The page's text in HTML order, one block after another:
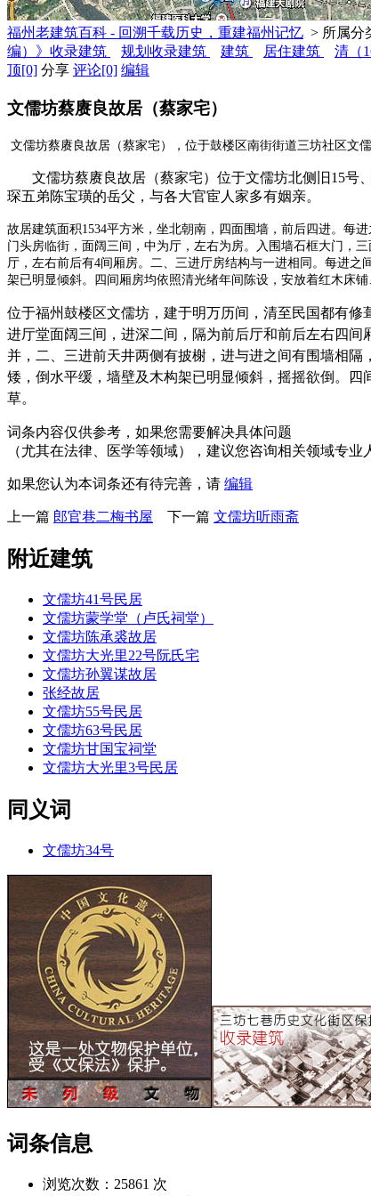
福州老建筑百科 - 回溯千载历史，重建福州记忆 > 所属分
编）》收录建筑
规划收录建筑 建筑 居住建筑
清（
顶[0] 分享 评论[0] 编辑
文儒坊蔡赓良故居（蔡家宅）
文儒坊蔡赓良故居（蔡家宅），位于鼓楼区南街街道三坊社区文
文儒坊蔡赓良故居（蔡家宅）位于文儒坊北侧旧 15号
琛五弟陈宝璜的岳父，与各大官宦人家多有姻亲。
故居建筑面积1534平方米，坐北朝南，四面围墙，前后四进。每
门头房临街，面阔三间，中为厅，左右为房。入围墙石框大门，
厅，左右前后有4间厢房。二、三进厅房结构与一进相同。每进之
架已明显倾斜。四间厢房均依照清光绪年间陈设，安放着红木床
位于福州鼓楼区文儒坊，建于明万历间，清至民国都有
进厅堂面阔三间，进深二间，隔为前后厅和前后左右四
并，二、三进前天井两侧有披榭，进与进之间有围墙相
矮，倒水平缓，墙壁及木构架已明显倾斜，摇摇欲倒。
草。
词条内容仅供参考，如果您需要解决具体问题
（尤其在法律、医学等领域），建议您咨询相关领域专业
如果您认为本词条还有待完善，请 编辑
上一篇 郎官巷二梅书屋 下一篇 文儒坊听雨斋
附近建筑
文儒坊41号民居
文儒坊蒙学堂（卢氏祠堂）
文儒坊陈承裘故居
文儒坊大光里22号阮氏宅
文儒坊孙翼谋故居
张经故居
文儒坊55号民居
文儒坊63号民居
文儒坊甘国宝祠堂
文儒坊大光里3号民居
同义词
文儒坊34号
词条信息
浏览次数： 25861 次